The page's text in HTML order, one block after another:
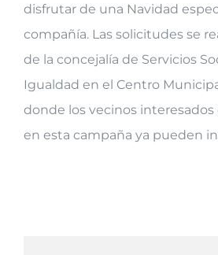
disfrutar de una Navidad
compañía. Las solicitudes se
de la concejalía de Servicios
Igualdad en el Centro
donde los vecinos
en esta campaña ya pueden